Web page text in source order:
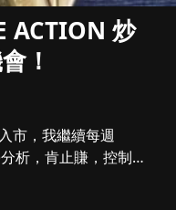
ACTION 炒
！
市，我繼續每週
析，肯止賺，控制注